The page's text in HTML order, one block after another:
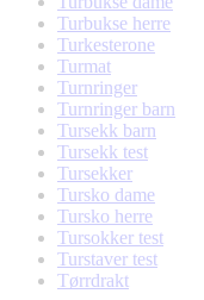
Turbukse herre
Turkesterone
Turmat
Turnringer
Turnringer barn
Tursekk barn
Tursekk test
Tursekker
Tursko dame
Tursko herre
Tursokker test
Turstaver test
Tørrdrakt